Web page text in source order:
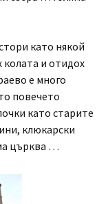
като някой
колата и отидох
е много
повечето
като старите
клюкарски
църква …